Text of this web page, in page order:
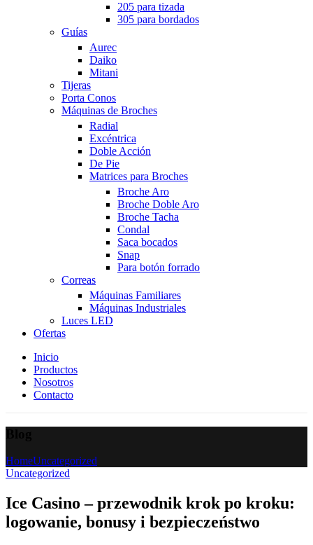
205 para tizada
305 para bordados
Guías
Aurec
Daiko
Mitani
Tijeras
Porta Conos
Máquinas de Broches
Radial
Excéntrica
Doble Acción
De Pie
Matrices para Broches
Broche Aro
Broche Doble Aro
Broche Tacha
Condal
Saca bocados
Snap
Para botón forrado
Correas
Máquinas Familiares
Máquinas Industriales
Luces LED
Ofertas
Inicio
Productos
Nosotros
Contacto
HomeUncategorized
Uncategorized
Ice Casino – przewodnik krok po kroku:
logowanie, bonusy i bezpieczeństwo